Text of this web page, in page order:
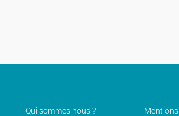
Qui sommes nous ?